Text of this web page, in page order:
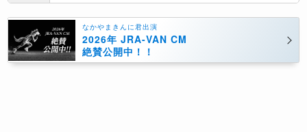
なかやまきんに君出演
2026年 JRA-VAN CM
絶賛公開中！！